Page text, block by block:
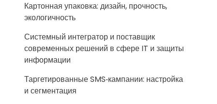
Картонная упаковка: дизайн, прочность,
экологичность
Системный интегратор и поставщик
современных решений в сфере IT и защиты
информации
Таргетированные SMS‑кампании: настройка
и сегментация